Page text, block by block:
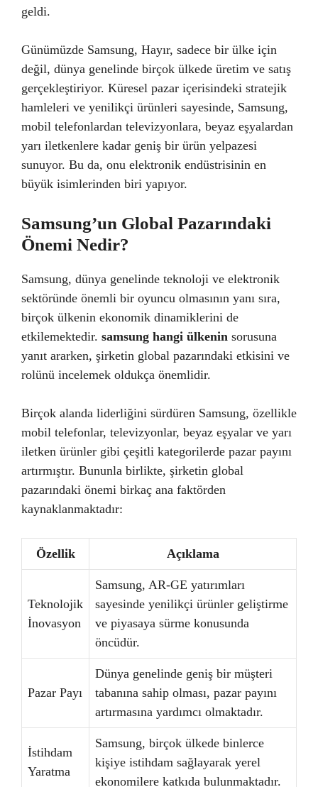
geldi.
Günümüzde Samsung, Hayır, sadece bir ülke için
değil, dünya genelinde birçok ülkede üretim ve satış
gerçekleştiriyor. Küresel pazar içerisindeki stratejik
hamleleri ve yenilikçi ürünleri sayesinde, Samsung,
mobil telefonlardan televizyonlara, beyaz eşyalardan
yarı iletkenlere kadar geniş bir ürün yelpazesi
sunuyor. Bu da, onu elektronik endüstrisinin en
büyük isimlerinden biri yapıyor.
Samsung’un Global Pazarındaki
Önemi Nedir?
Samsung, dünya genelinde teknoloji ve elektronik
sektöründe önemli bir oyuncu olmasının yanı sıra,
birçok ülkenin ekonomik dinamiklerini de
etkilemektedir. samsung hangi ülkenin sorusuna
yanıt ararken, şirketin global pazarındaki etkisini ve
rolünü incelemek oldukça önemlidir.
Birçok alanda liderliğini sürdüren Samsung, özellikle
mobil telefonlar, televizyonlar, beyaz eşyalar ve yarı
iletken ürünler gibi çeşitli kategorilerde pazar payını
artırmıştır. Bununla birlikte, şirketin global
pazarındaki önemi birkaç ana faktörden
kaynaklanmaktadır:
Özellik Açıklama
Teknolojik
İnovasyon
Samsung, AR-GE yatırımları
sayesinde yenilikçi ürünler geliştirme
ve piyasaya sürme konusunda
öncüdür.
Pazar Payı
Dünya genelinde geniş bir müşteri
tabanına sahip olması, pazar payını
artırmasına yardımcı olmaktadır.
İstihdam
Yaratma
Samsung, birçok ülkede binlerce
kişiye istihdam sağlayarak yerel
ekonomilere katkıda bulunmaktadır.